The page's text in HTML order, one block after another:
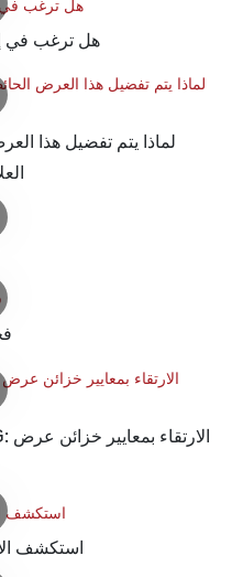
هل ترغب في
لماذا يتم تفضيل هذا
استكشف